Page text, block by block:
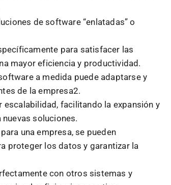
de software “enlatadas” o
para satisfacer las
mayor eficiencia y productividad.
a medida puede adaptarse y
de la empresa2.
facilitando la expansión y
soluciones.
una empresa, se pueden
proteger los datos y garantizar la
con otros sistemas y